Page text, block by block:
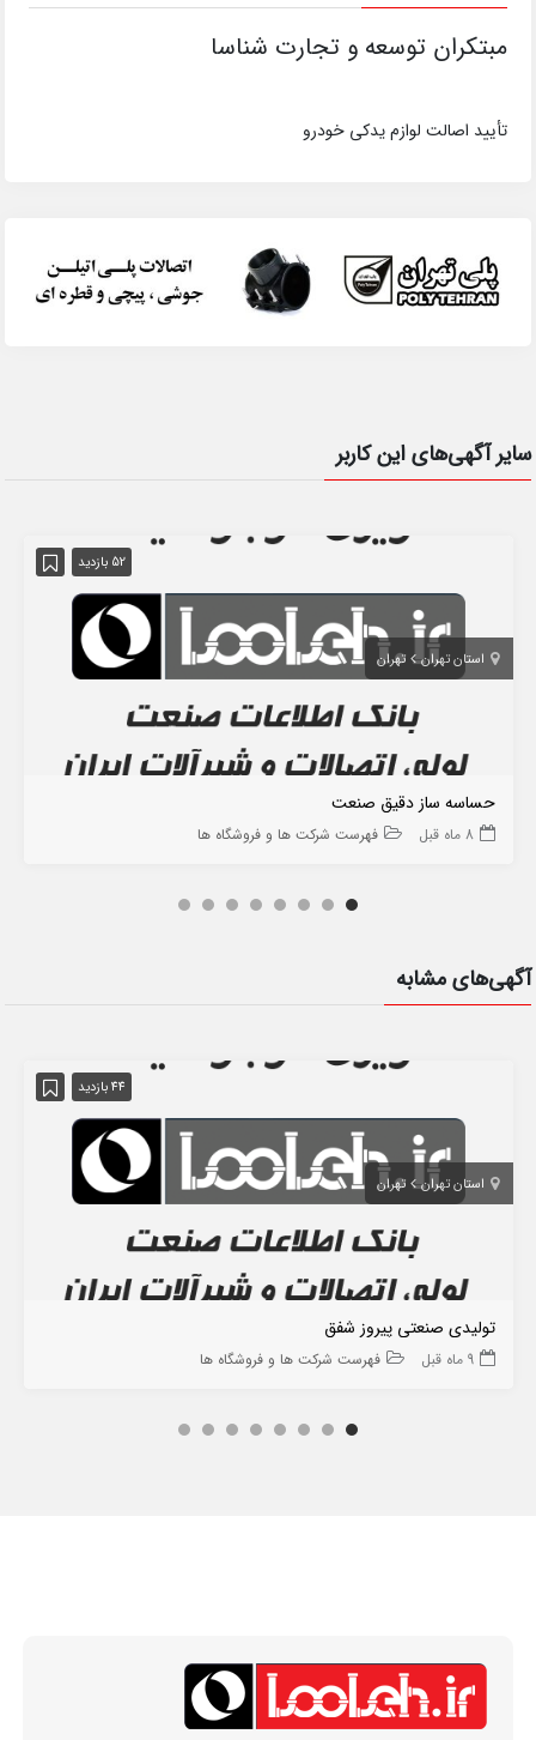
مبتکران توسعه و تجارت شناسا
تأیید اصالت لوازم یدکی خودرو
سایر آگهی‌های این کاربر
52 بازدید
استان تهران تهران
حساسه ساز دقیق صنعت
8 ماه قبل فهرست شرکت ها و فروشگاه ها
آگهی‌های مشابه
44 بازدید
استان تهران تهران
تولیدی صنعتی پیروز شفق
9 ماه قبل فهرست شرکت ها و فروشگاه ها